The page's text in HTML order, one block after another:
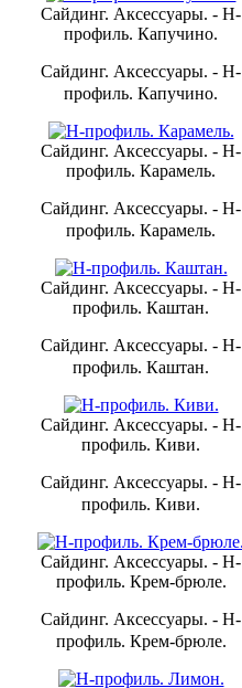
Сайдинг. Аксессуары. - H-
профиль. Капучино.
Сайдинг. Аксессуары. - H-
профиль. Капучино.
Сайдинг. Аксессуары. - H-
профиль. Карамель.
Сайдинг. Аксессуары. - H-
профиль. Карамель.
Сайдинг. Аксессуары. - H-
профиль. Каштан.
Сайдинг. Аксессуары. - H-
профиль. Каштан.
Сайдинг. Аксессуары. - H-
профиль. Киви.
Сайдинг. Аксессуары. - H-
профиль. Киви.
Сайдинг. Аксессуары. - H-
профиль. Крем-брюле.
Сайдинг. Аксессуары. - H-
профиль. Крем-брюле.